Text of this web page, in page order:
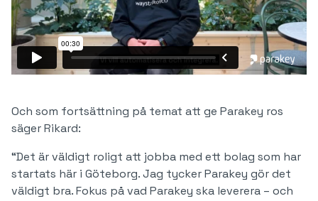
Och som fortsättning på temat att ge Parakey ros
säger Rikard:
“Det är väldigt roligt att jobba med ett bolag som har
startats här i Göteborg. Jag tycker Parakey gör det
väldigt bra. Fokus på vad Parakey ska leverera – och